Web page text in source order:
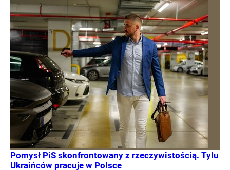
Pomysł PiS skonfrontowany z rzeczywistością. Tylu
Ukraińców pracuje w Polsce